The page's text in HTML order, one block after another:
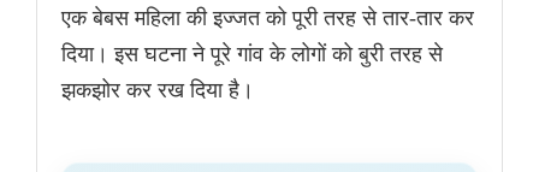
एक बेबस महिला की इज्जत को पूरी तरह से तार-तार कर
दिया। इस घटना ने पूरे गांव के लोगों को बुरी तरह से
झकझोर कर रख दिया है।